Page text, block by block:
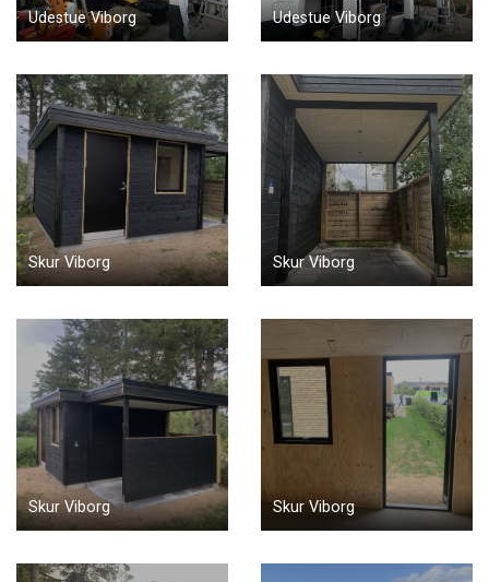
Udestue Viborg Udestue Viborg
Skur Viborg Skur Viborg
Skur Viborg Skur Viborg